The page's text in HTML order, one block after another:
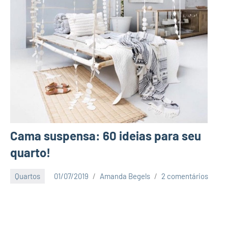
Cama suspensa: 60 ideias para seu
quarto!
Quartos 01/07/2019 Amanda Begels 2 comentários